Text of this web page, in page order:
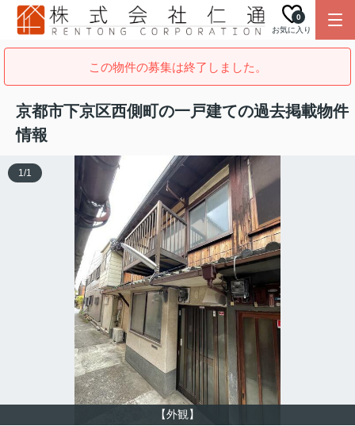
お気に入り
0
この物件の募集は終了しました。
京都市下京区西側町の一戸建ての過去掲載物件
情報
【外観】
1/1